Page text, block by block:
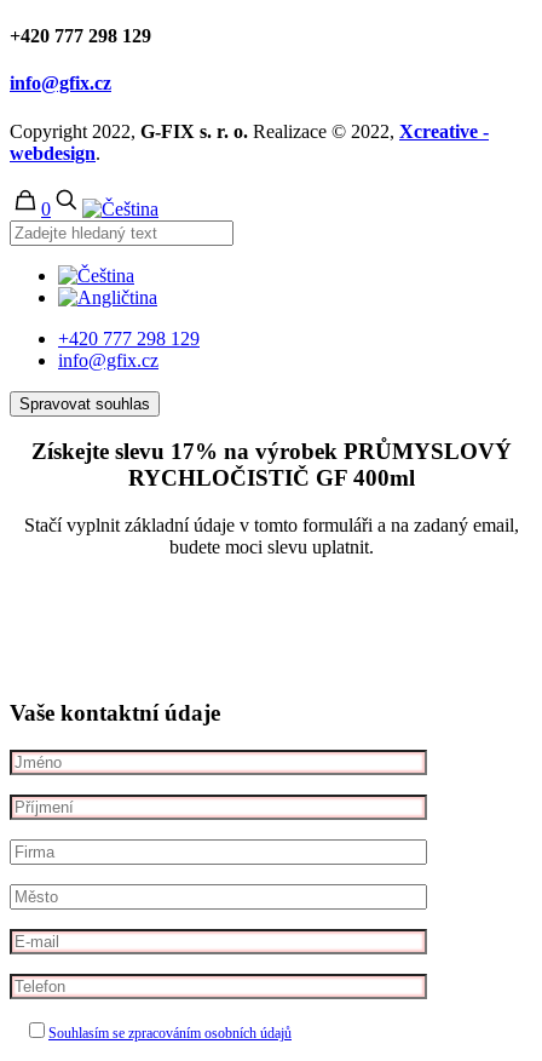
+420 777 298 129
info@gfix.cz
Copyright 2022, G-FIX s. r. o. Realizace © 2022, Xcreative -
webdesign.
0
+420 777 298 129
info@gfix.cz
Spravovat souhlas
Získejte slevu 17% na výrobek PRŮMYSLOVÝ
RYCHLOČISTIČ GF400ml
Stačí vyplnit základní údaje v tomto formuláři a na zadaný email,
budete moci slevu uplatnit.
Vaše kontaktní údaje
Souhlasím se zpracováním osobních údajů